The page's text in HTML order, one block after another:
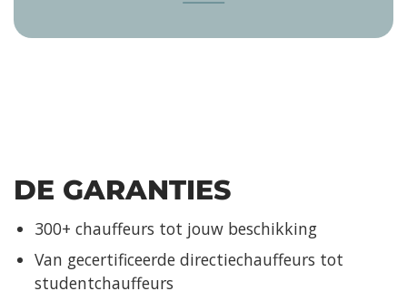
DE GARANTIES
300+ chauffeurs tot jouw beschikking
Van gecertificeerde directiechauffeurs tot
studentchauffeurs